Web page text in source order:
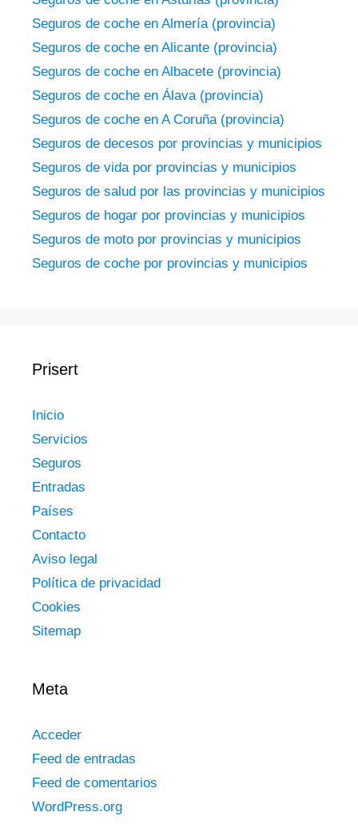
Seguros de coche en Almería (provincia)
Seguros de coche en Alicante (provincia)
Seguros de coche en Albacete (provincia)
Seguros de coche en Álava (provincia)
Seguros de coche en A Coruña (provincia)
Seguros de decesos por provincias y municipios
Seguros de vida por provincias y municipios
Seguros de salud por las provincias y municipios
Seguros de hogar por provincias y municipios
Seguros de moto por provincias y municipios
Seguros de coche por provincias y municipios
Prisert
Inicio
Servicios
Seguros
Entradas
Países
Contacto
Aviso legal
Política de privacidad
Cookies
Sitemap
Meta
Acceder
Feed de entradas
Feed de comentarios
WordPress.org